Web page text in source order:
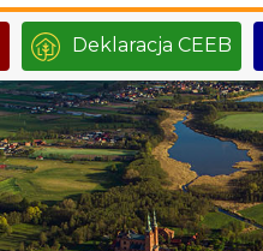
Deklaracja CEEB